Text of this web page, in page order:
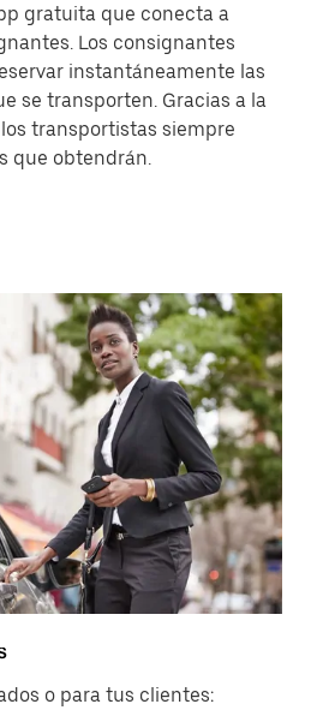
gratuita que conecta a
Los consignantes
instantáneamente las
se transporten. Gracias a la
transportistas siempre
que obtendrán.
o para tus clientes: